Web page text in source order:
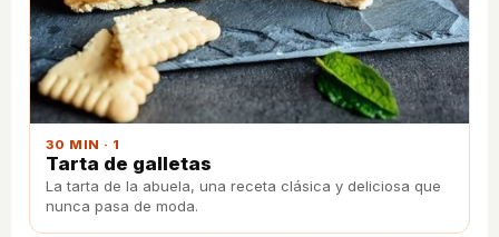
30 MIN · 1
Tarta de galletas
La tarta de la abuela, una receta clásica y deliciosa que
nunca pasa de moda.